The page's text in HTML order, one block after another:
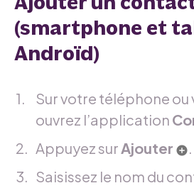
(smartphone et
Androïd)
Sur votre téléphone
ouvrez l’application
Appuyez surAjouter
.
Saisissez le nom du